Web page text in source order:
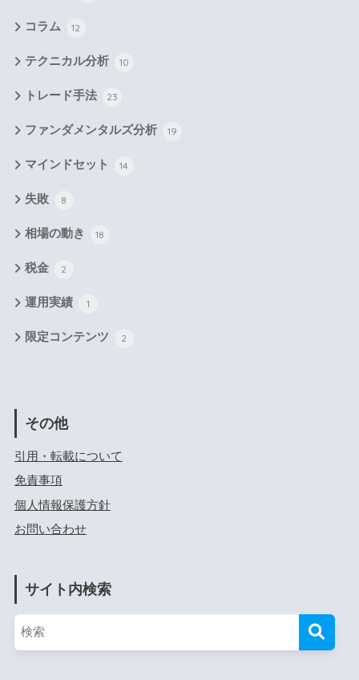
コラム 12
テクニカル分析 10
トレード手法 23
ファンダメンタルズ分析 19
マインドセット 14
失敗 8
相場の動き 18
税金 2
運用実績 1
限定コンテンツ 2
その他
引用・転載について
免責事項
個人情報保護方針
お問い合わせ
サイト内検索